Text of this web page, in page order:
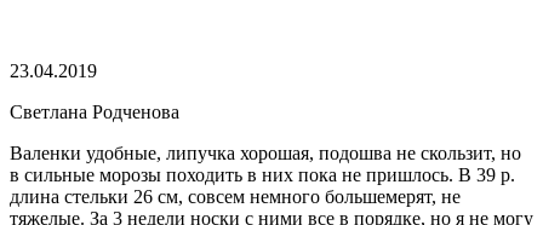
23.04.2019
Светлана Родченова
Валенки удобные, липучка хорошая, подошва не скользит, но
в сильные морозы походить в них пока не пришлось. В 39 р.
длина стельки 26 см, совсем немного большемерят, не
тяжелые. За 3 недели носки с ними все в порядке, но я не могу